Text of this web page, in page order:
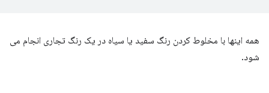
همه اینها با مخلوط کردن رنگ سفید یا سیاه در یک رنگ تجاری انجام می
شود.